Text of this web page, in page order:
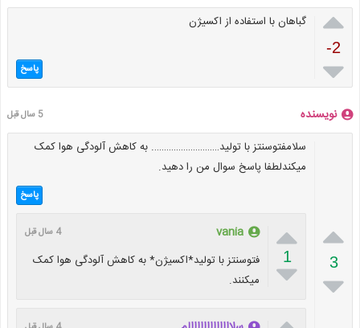

-2

گباهان با استفاده از اکسیژن
پاسخ
نویسنده 5 سال قبل

3

سلامفتوسنتز با تولید………………………. به کاهش آلودگی هوا کمک
میکندلطفا پاسخ سوال من را دهید.
پاسخ

1

vania 4 سال قبل
فتوسنتز با تولید*اکسیژن* به کاهش آلودگی هوا کمک
میکنند.